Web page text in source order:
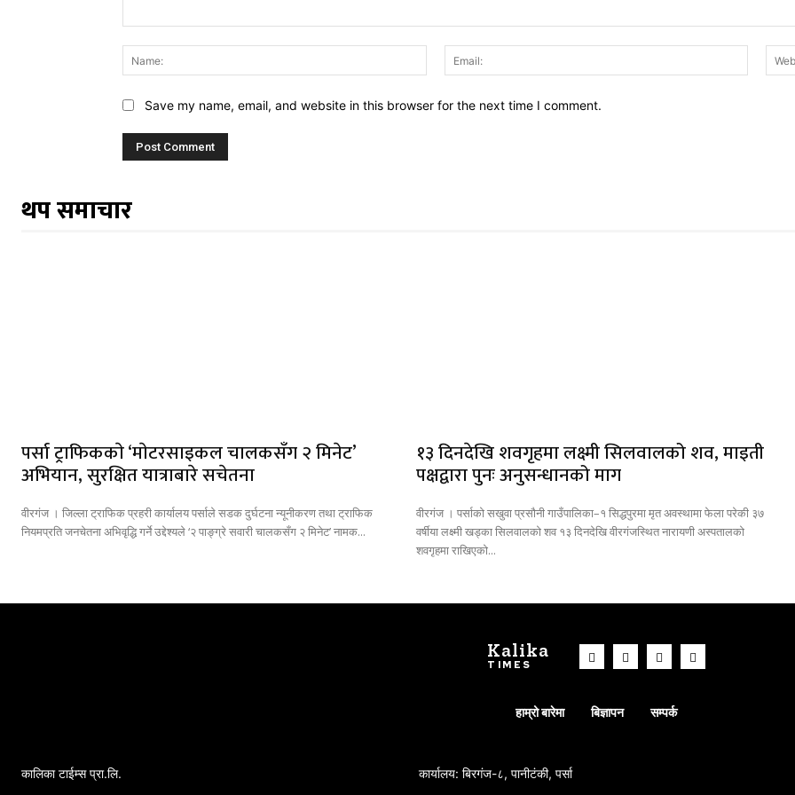
Name:
Email:
Save my name, email, and website in this browser for the next time I comment.
थप समाचार
पर्सा ट्राफिककाे ‘माेटरसाइकल चालकसँग २ मिनेट’
अभियान, सुरक्षित यात्राबारे सचेतना
वीरगंज । जिल्ला ट्राफिक प्रहरी कार्यालय पर्साले सडक दुर्घटना न्यूनीकरण तथा ट्राफिक
नियमप्रति जनचेतना अभिवृद्धि गर्ने उद्देश्यले ‘२ पाङ्ग्रे सवारी चालकसँग २ मिनेट’ नामक...
१३ दिनदेखि शवगृहमा लक्ष्मी सिलवालको शव, माइती
पक्षद्वारा पुनः अनुसन्धानको माग
वीरगंज । पर्साको सखुवा प्रसौनी गाउँपालिका–१ सिद्धपुरमा मृत अवस्थामा फेला परेकी ३७
वर्षीया लक्ष्मी खड्का सिलवालको शव १३ दिनदेखि वीरगंजस्थित नारायणी अस्पतालको
शवगृहमा राखिएको...
Kalika
TIMES
हाम्रो बारेमा बिज्ञापन सम्पर्क
कालिका टाईम्स प्रा.लि. कार्यालय: बिरगंज-८, पानीटंकी, पर्सा